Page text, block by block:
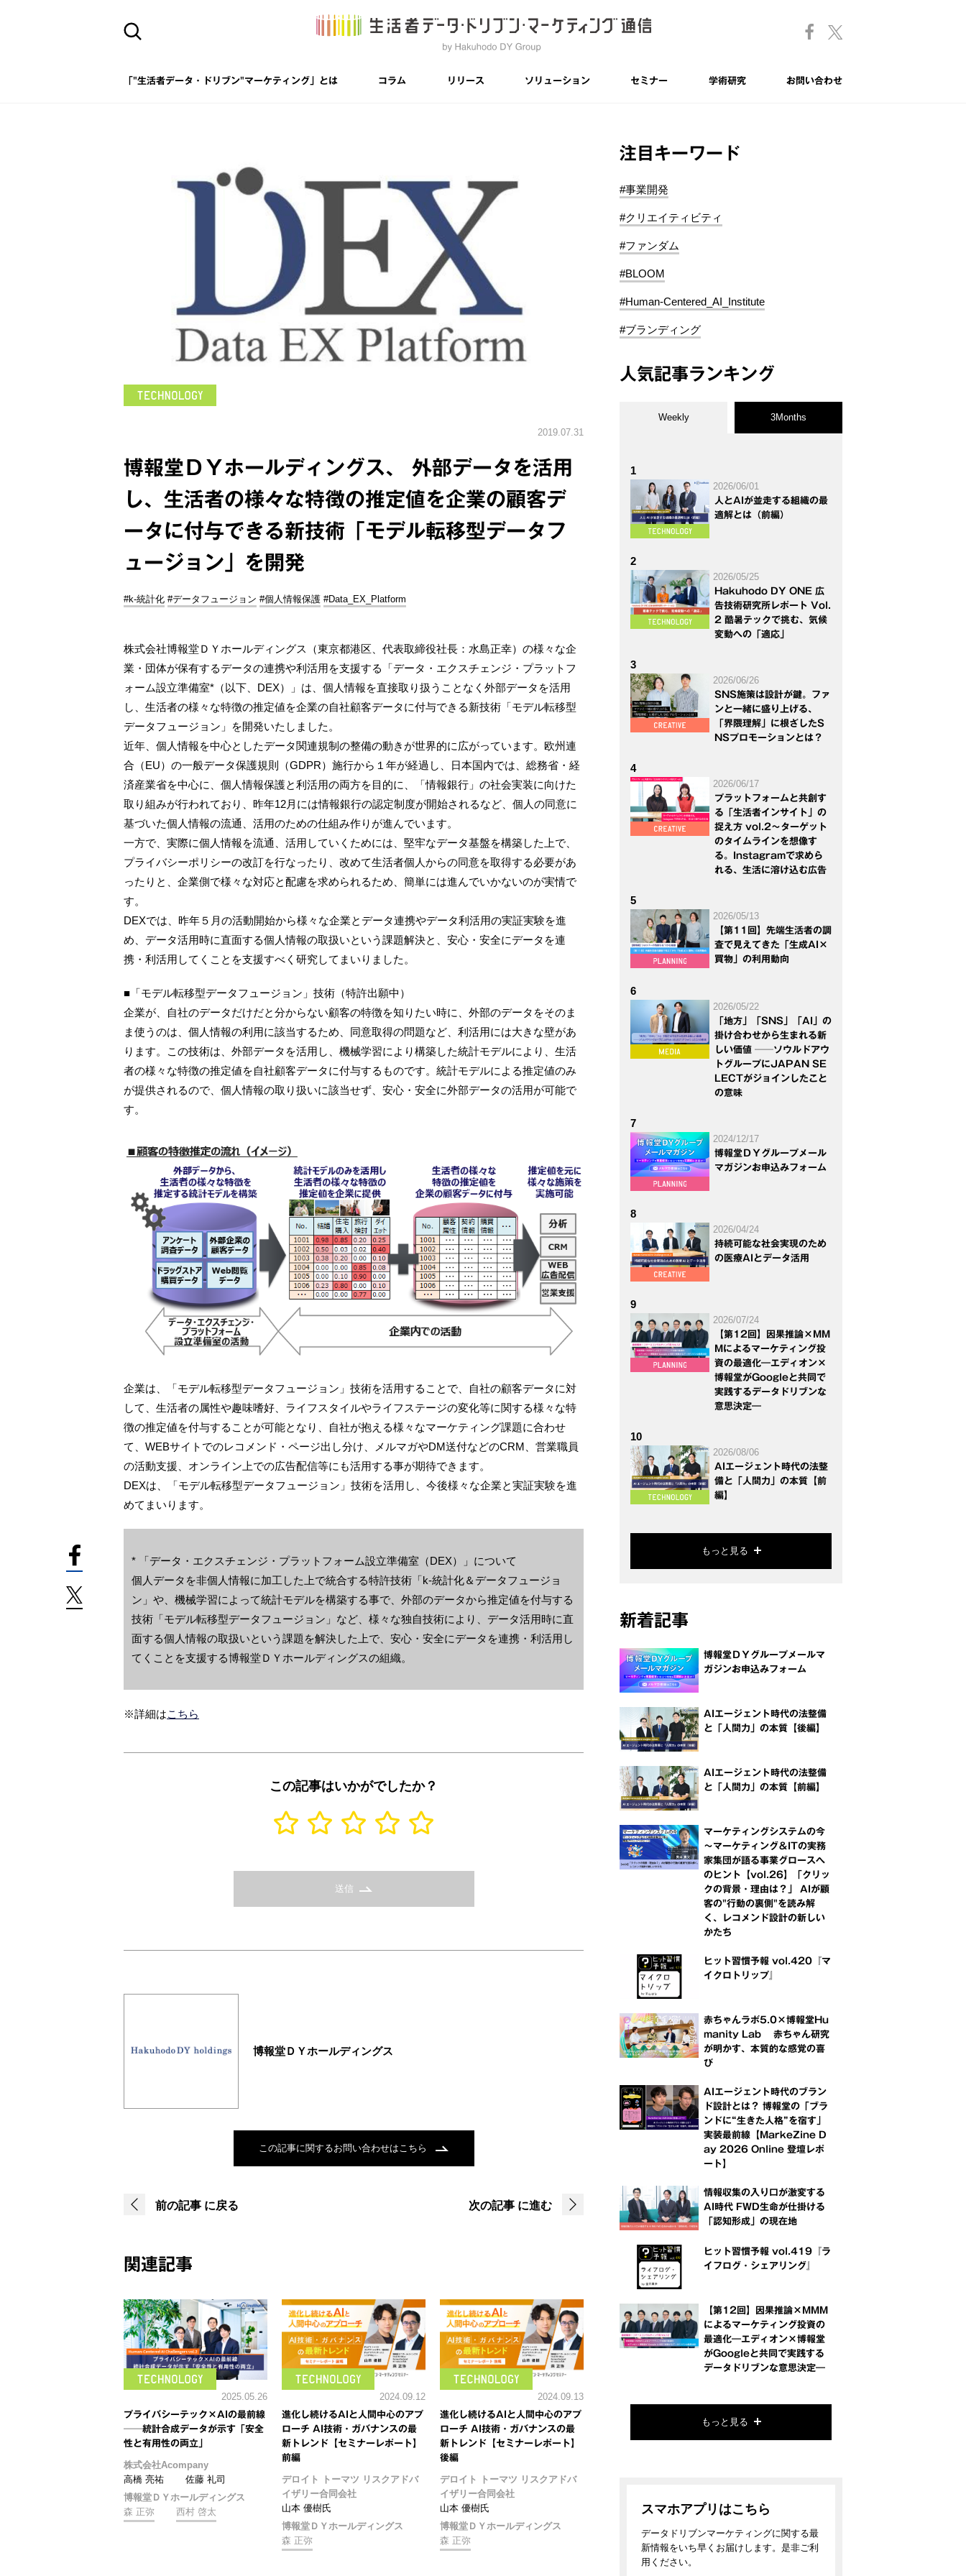
「"生活者データ・ドリブン"マーケティング」とは コラム リリース ソリューション セミナー 学術研究 お問い合わせ
2019.07.31
博報堂ＤＹホールディングス、 外部データを活用
し、生活者の様々な特徴の推定値を企業の顧客デ
ータに付与できる新技術「モデル転移型データフ
ュージョン」を開発
#k-統計化 #データフュージョン #個人情報保護 #Data_EX_Platform
株式会社博報堂ＤＹホールディングス（東京都港区、代表取締役社長：水島正幸）の様々な企
業・団体が保有するデータの連携や利活用を支援する「データ・エクスチェンジ・プラットフ
ォーム設立準備室*（以下、DEX）」は、個人情報を直接取り扱うことなく外部データを活用
し、生活者の様々な特徴の推定値を企業の自社顧客データに付与できる新技術「モデル転移型
データフュージョン」を開発いたしました。
近年、個人情報を中心としたデータ関連規制の整備の動きが世界的に広がっています。欧州連
合（EU）の一般データ保護規則（GDPR）施行から１年が経過し、日本国内では、総務省・経
済産業省を中心に、個人情報保護と利活用の両方を目的に、「情報銀行」の社会実装に向けた
取り組みが行われており、昨年12月には情報銀行の認定制度が開始されるなど、個人の同意に
基づいた個人情報の流通、活用のための仕組み作りが進んでいます。
一方で、実際に個人情報を流通、活用していくためには、堅牢なデータ基盤を構築した上で、
プライバシーポリシーの改訂を行なったり、改めて生活者個人からの同意を取得する必要があ
ったりと、企業側で様々な対応と配慮を求められるため、簡単には進んでいかないのが実情で
す。
DEXでは、昨年５月の活動開始から様々な企業とデータ連携やデータ利活用の実証実験を進
め、データ活用時に直面する個人情報の取扱いという課題解決と、安心・安全にデータを連
携・利活用してくことを支援すべく研究してまいりました。
■「モデル転移型データフュージョン」技術（特許出願中）
企業が、自社のデータだけだと分からない顧客の特徴を知りたい時に、外部のデータをそのま
ま使うのは、個人情報の利用に該当するため、同意取得の問題など、利活用には大きな壁があ
ります。この技術は、外部データを活用し、機械学習により構築した統計モデルにより、生活
者の様々な特徴の推定値を自社顧客データに付与するものです。統計モデルによる推定値のみ
が提供されるので、個人情報の取り扱いに該当せず、安心・安全に外部データの活用が可能で
す。
企業は、「モデル転移型データフュージョン」技術を活用することで、自社の顧客データに対
して、生活者の属性や趣味嗜好、ライフスタイルやライフステージの変化等に関する様々な特
徴の推定値を付与することが可能となり、自社が抱える様々なマーケティング課題に合わせ
て、WEBサイトでのレコメンド・ページ出し分け、メルマガやDM送付などのCRM、営業職員
の活動支援、オンライン上での広告配信等にも活用する事が期待できます。
DEXは、「モデル転移型データフュージョン」技術を活用し、今後様々な企業と実証実験を進
めてまいります。
* 「データ・エクスチェンジ・プラットフォーム設立準備室（DEX）」について
個人データを非個人情報に加工した上で統合する特許技術「k-統計化＆データフュージョ
ン」や、機械学習によって統計モデルを構築する事で、外部のデータから推定値を付与する
技術「モデル転移型データフュージョン」など、様々な独自技術により、データ活用時に直
面する個人情報の取扱いという課題を解決した上で、安心・安全にデータを連携・利活用し
てくことを支援する博報堂ＤＹホールディングスの組織。
※詳細はこちら
この記事はいかがでしたか？
送信
博報堂ＤＹホールディングス
この記事に関するお問い合わせはこちら
前の記事 に戻る 次の記事 に進む
関連記事
2025.05.26
プライバシーテック×AIの最前線
──統計合成データが示す「安全
性と有用性の両立」
株式会社Acompany
高橋 亮祐
佐藤 礼司
博報堂ＤＹホールディングス
森 正弥
西村 啓太
2024.09.12
進化し続けるAIと人間中心のアプ
ローチ AI技術・ガバナンスの最
新トレンド【セミナーレポート】
前編
デロイト トーマツ リスクアドバ
イザリー合同会社
山本 優樹氏
博報堂ＤＹホールディングス
森 正弥
2024.09.13
進化し続けるAIと人間中心のアプ
ローチ AI技術・ガバナンスの最
新トレンド【セミナーレポート】
後編
デロイト トーマツ リスクアドバ
イザリー合同会社
山本 優樹氏
博報堂ＤＹホールディングス
森 正弥
注目キーワード
#事業開発
#クリエイティビティ
#ファンダム
#BLOOM
#Human-Centered_AI_Institute
#ブランディング
人気記事ランキング
Weekly 3Months
1
2026/06/01
人とAIが並走する組織の最
適解とは（前編）
2
2026/05/25
Hakuhodo DY ONE 広
告技術研究所レポート Vol.
2 酷暑テックで挑む、気候
変動への「適応」
3
2026/06/26
SNS施策は設計が鍵。ファ
ンと一緒に盛り上げる、
「界隈理解」に根ざしたS
NSプロモーションとは？
4
2026/06/17
プラットフォームと共創す
る「生活者インサイト」の
捉え方 vol.2～ターゲット
のタイムラインを想像す
る。Instagramで求めら
れる、生活に溶け込む広告
5
2026/05/13
【第11回】先端生活者の調
査で見えてきた「生成AI×
買物」の利用動向
6
2026/05/22
「地方」「SNS」「AI」の
掛け合わせから生まれる新
しい価値 ──ソウルドアウ
トグループにJAPAN SE
LECTがジョインしたこと
の意味
7
2024/12/17
博報堂ＤＹグループメール
マガジンお申込みフォーム
8
2026/04/24
持続可能な社会実現のため
の医療AIとデータ活用
9
2026/07/24
【第12回】因果推論×MM
Mによるマーケティング投
資の最適化―エディオン×
博報堂がGoogleと共同で
実践するデータドリブンな
意思決定―
10
2026/08/06
AIエージェント時代の法整
備と「人間力」の本質【前
編】
もっと見る
新着記事
博報堂ＤＹグループメールマ
ガジンお申込みフォーム
AIエージェント時代の法整備
と「人間力」の本質【後編】
AIエージェント時代の法整備
と「人間力」の本質【前編】
マーケティングシステムの今
～マーケティング＆ITの実務
家集団が語る事業グロースへ
のヒント【vol.26】「クリッ
クの背景・理由は？」 AIが顧
客の"行動の裏側"を読み解
く、レコメンド設計の新しい
かたち
ヒット習慣予報 vol.420『マ
イクロトリップ』
赤ちゃんラボ5.0×博報堂Hu
manity Lab 赤ちゃん研究
が明かす、本質的な感覚の喜
び
AIエージェント時代のブラン
ド設計とは？ 博報堂の「ブラ
ンドに“生きた人格”を宿す」
実装最前線【MarkeZine D
ay 2026 Online 登壇レポ
ート】
情報収集の入り口が激変する
AI時代 FWD生命が仕掛ける
「認知形成」の現在地
ヒット習慣予報 vol.419『ラ
イフログ・シェアリング』
【第12回】因果推論×MMM
によるマーケティング投資の
最適化―エディオン×博報堂
がGoogleと共同で実践する
データドリブンな意思決定―
もっと見る
スマホアプリはこちら
データドリブンマーケティングに関する最
新情報をいち早くお届けします。是非ご利
用ください。